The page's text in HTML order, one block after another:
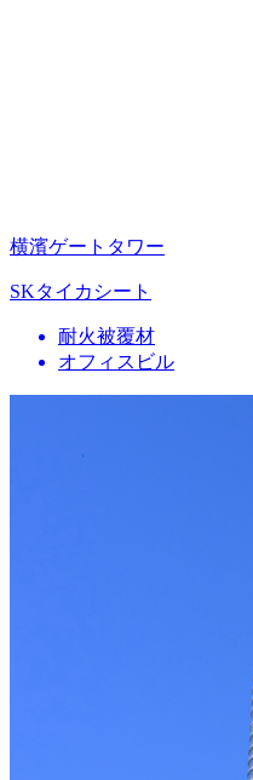
横濱ゲートタワー
SKタイカシート
耐火被覆材
オフィスビル